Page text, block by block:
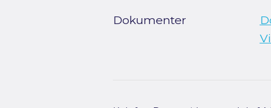
Dokumenter